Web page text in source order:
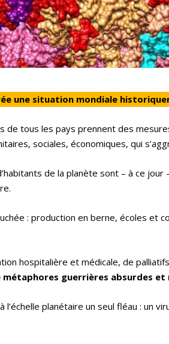
une situation mondiale
de tous les pays prennent des
sociales, économiques, qui
de la planète sont – à ce
: production en berne, écoles et
hospitalière et médicale, de
métaphores guerrières absurdes et
l’échelle planétaire un seul fléau : un